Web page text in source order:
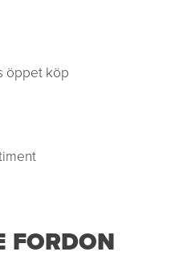
öppet köp
FORDON